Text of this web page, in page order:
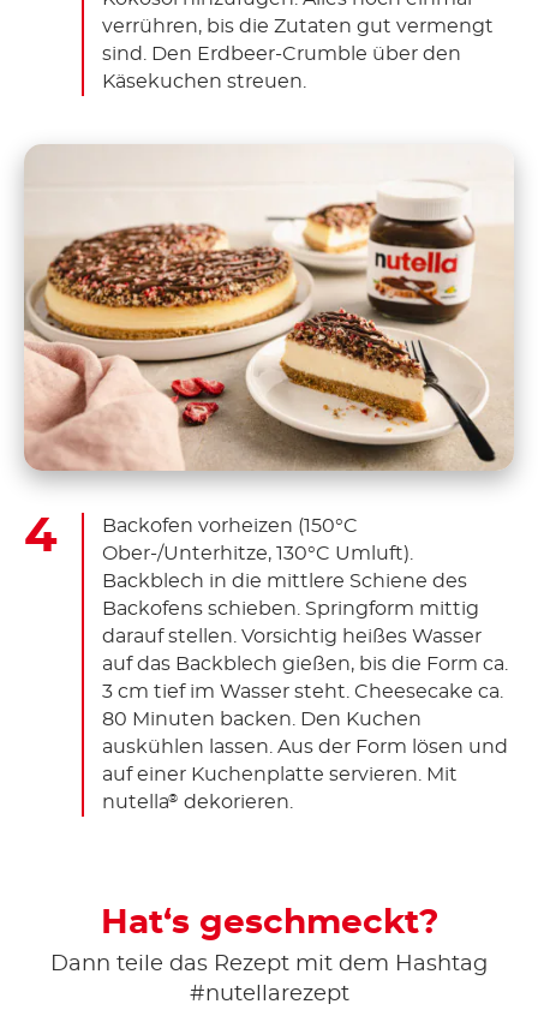
verrühren, bis die Zutaten gut vermengt
sind. Den Erdbeer-Crumble über den
Käsekuchen streuen.
Backofen vorheizen (150°C
Ober-/Unterhitze, 130°C Umluft).
Backblech in die mittlere Schiene des
Backofens schieben. Springform mittig
darauf stellen. Vorsichtig heißes Wasser
auf das Backblech gießen, bis die Form ca.
3 cm tief im Wasser steht. Cheesecake ca.
80 Minuten backen. Den Kuchen
auskühlen lassen. Aus der Form lösen und
auf einer Kuchenplatte servieren. Mit
nutella® dekorieren.
Hat‘s geschmeckt?
Dann teile das Rezept mit dem Hashtag
#nutellarezept